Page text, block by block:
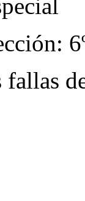
fallas